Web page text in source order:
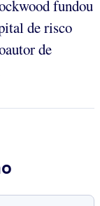
fundou
de risco
de